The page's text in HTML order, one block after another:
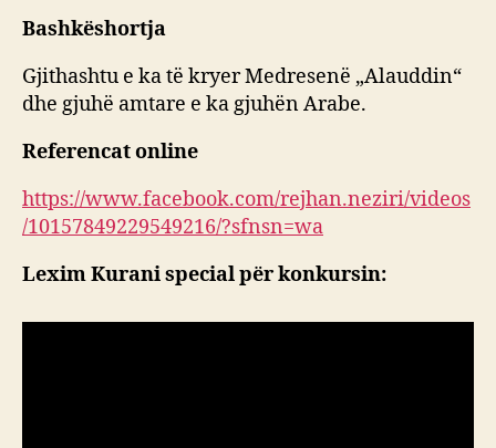
Bashkëshortja
Gjithashtu e ka të kryer Medresenë „Alauddin“
dhe gjuhë amtare e ka gjuhën Arabe.
Referencat online
https://www.facebook.com/rejhan.neziri/videos
/10157849229549216/?sfnsn=wa
Lexim Kurani special për konkursin: